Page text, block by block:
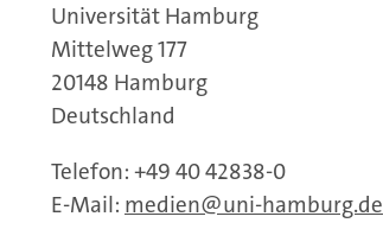
Universität Hamburg
Mittelweg 177
20148 Hamburg
Deutschland
Telefon: +49 40 42838-0
E-Mail: medien@uni-hamburg.de